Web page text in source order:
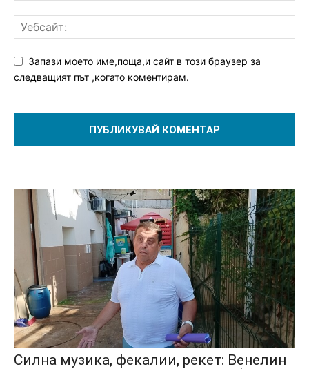
Запази моето име,поща,и сайт в този браузер за
следващият път ,когато коментирам.
Силна музика, фекалии, рекет: Венелин